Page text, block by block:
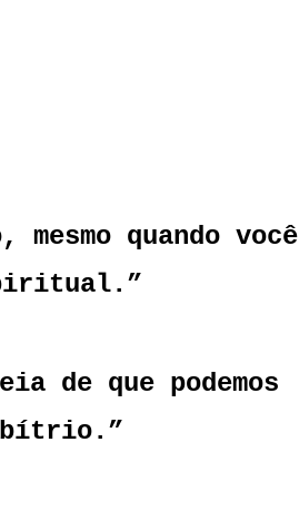
quando você
de que podemos